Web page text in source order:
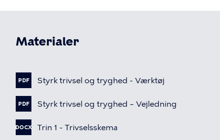
Materialer
Fil
PDF Styrk trivsel og tryghed - Værktøj
Fil
PDF Styrk trivsel og tryghed – Vejledning
Fil
DOCX Trin 1 - Trivselsskema